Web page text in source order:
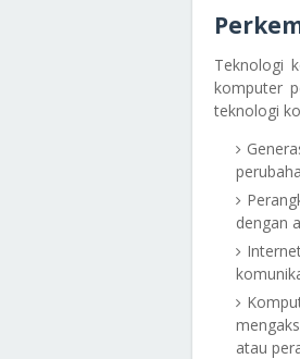
Teknologi
komputer
teknologi
dengan
atau